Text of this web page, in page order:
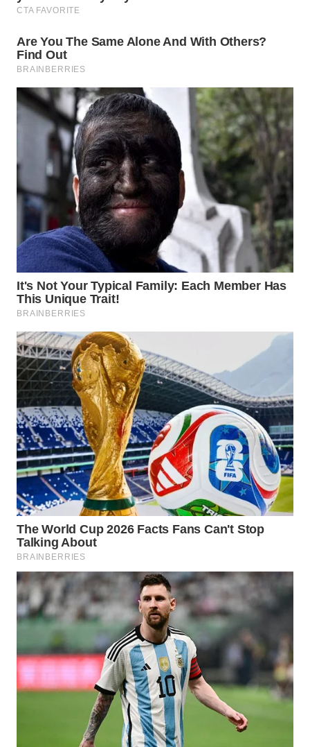
WN
WN
WN
MAJALENGKA
WN
SUBANG
WN
SUKABUMI
PURWAKARTA
WN
PRIANGAN
TIMUR
WN
SEMARANG
WN
SOLO
WN
BOROBUDUR
WN
MADURA
WN
SURABAYA
WN
NATUNA
WN